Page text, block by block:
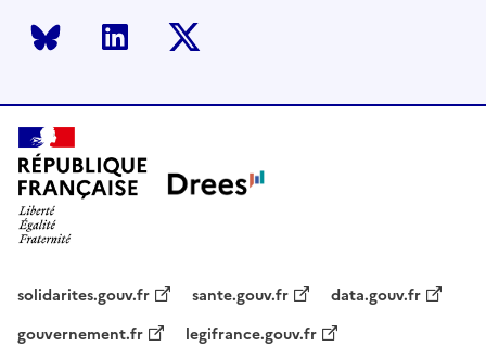
Bluesky LinkedInTwitter
solidarites.gouv.fr sante.gouv.fr
data.gouv.fr
gouvernement.fr
legifrance.gouv.fr